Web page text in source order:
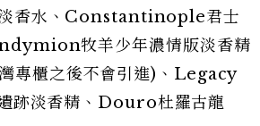
香水、Constantinople君士
牧羊少年濃情版淡香精
專櫃之後不會引進)、Legacy
跡淡香精、Douro杜羅古龍